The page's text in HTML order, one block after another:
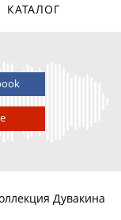
КАТАЛОГ
Дувакина